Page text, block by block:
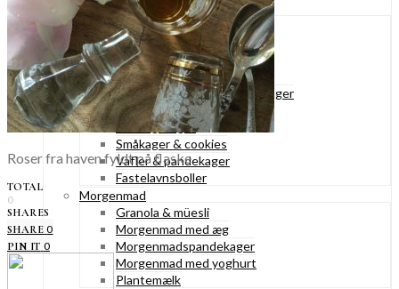
Kager
Æblekager
Skærekager
Søde tærter
Muffins & cupcakes
Gærkager & sammenlagte kager
Konditorkager
Marengskager
Småkager & cookies
Vafler & pandekager
Fastelavnsboller
Morgenmad
Granola & müesli
Morgenmad med æg
Morgenmadspandekager
Morgenmad med yoghurt
Plantemælk
Roser fra haven fyldt på flaske
TOTAL
0
SHARES
SHARE 0
PIN IT 0